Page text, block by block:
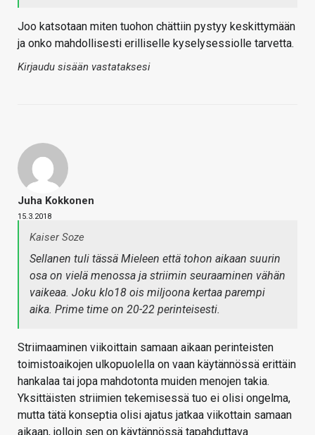
Joo katsotaan miten tuohon chättiin pystyy keskittymään
ja onko mahdollisesti erilliselle kyselysessiolle tarvetta.
Kirjaudu sisään vastataksesi
Juha Kokkonen
15.3.2018
Kaiser Soze
Sellanen tuli tässä Mieleen että tohon aikaan suurin
osa on vielä menossa ja striimin seuraaminen vähän
vaikeaa. Joku klo18 ois miljoona kertaa parempi
aika. Prime time on 20-22 perinteisesti.
Striimaaminen viikoittain samaan aikaan perinteisten
toimistoaikojen ulkopuolella on vaan käytännössä erittäin
hankalaa tai jopa mahdotonta muiden menojen takia.
Yksittäisten striimien tekemisessä tuo ei olisi ongelma,
mutta tätä konseptia olisi ajatus jatkaa viikottain samaan
aikaan, jolloin sen on käytännössä tapahduttava